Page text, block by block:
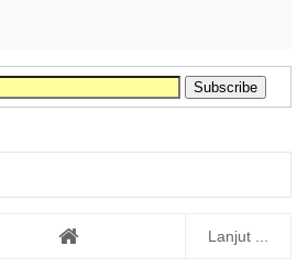
Lanjut ...